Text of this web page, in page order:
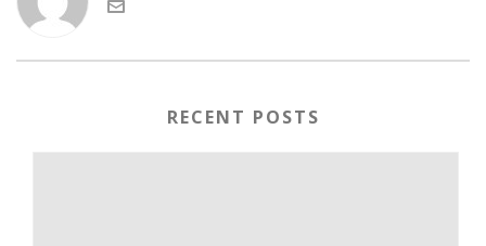
RECENT POSTS